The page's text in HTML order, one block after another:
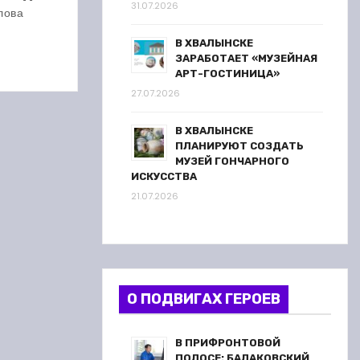
31.07.2026
В ХВАЛЫНСКЕ
ЗАРАБОТАЕТ «МУЗЕЙНАЯ
АРТ-ГОСТИНИЦА»
27.07.2026
В ХВАЛЫНСКЕ
ПЛАНИРУЮТ СОЗДАТЬ
МУЗЕЙ ГОНЧАРНОГО
ИСКУССТВА
21.07.2026
О ПОДВИГАХ ГЕРОЕВ
В ПРИФРОНТОВОЙ